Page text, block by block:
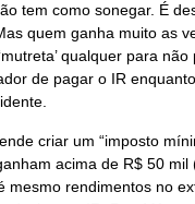
tem como sonegar. É
quem ganha muito as
qualquer para
de pagar o IR
criar um “imposto
acima de R$ 50 mil
mesmo rendimentos no